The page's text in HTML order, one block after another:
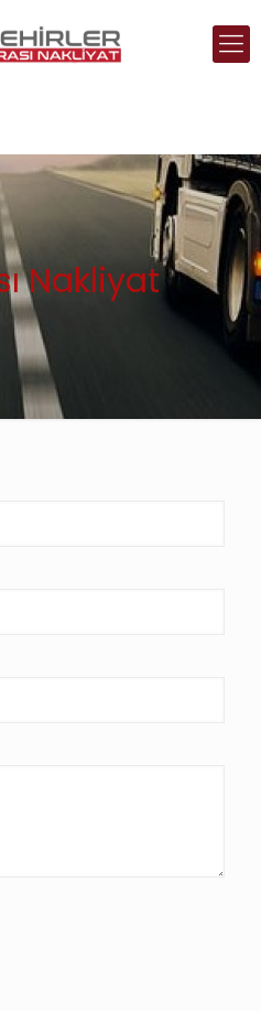
Nakliyat